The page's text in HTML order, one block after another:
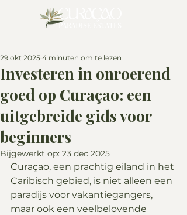
Investeren in onroerend
goed op Curaçao: een
uitgebreide gids voor
beginners
29 okt 2025 4 minuten om te lezen
Bijgewerkt op: 23 dec 2025
Curaçao, een prachtig eiland in het
Caribisch gebied, is niet alleen een
paradijs voor vakantiegangers,
maar ook een veelbelovende